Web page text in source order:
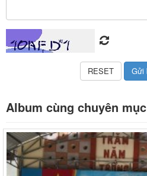
Album cùng chuyên mục